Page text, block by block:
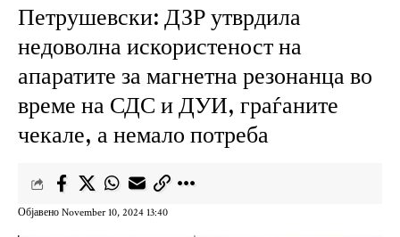
Петрушевски: ДЗР утврдила
недоволна искористеност на
апаратите за магнетна резонанца во
време на СДС и ДУИ, граѓаните
чекале, а немало потреба
Објавено November 10, 2024 13:40